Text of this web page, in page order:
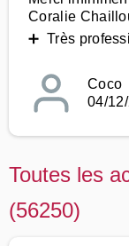
Coralie
➕ Très
Coco
04/
Toutes les
(56250)